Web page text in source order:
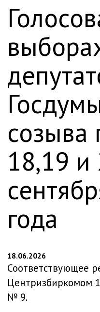
созыва
18,19 и
года
18.06.2026
Соответствующее
Центризбиркомом
№ 9.